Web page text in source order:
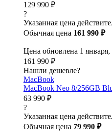
129 990 ₽
?
Указанная цена
Обычная цена 161 990 ₽
Цена обновлена 1
161 990 ₽
Нашли дешевле?
MacBook
MacBook Neo 8/256GB
63 990 ₽
?
Указанная цена
Обычная цена 79 990 ₽